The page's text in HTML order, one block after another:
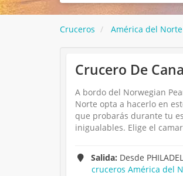
Cruceros América del Norte
Crucero De
A bordo del Norwegian
Norte opta a hacerlo en
que probarás durante tu
inigualables. Elige el
Salida: Desde
cruceros América del